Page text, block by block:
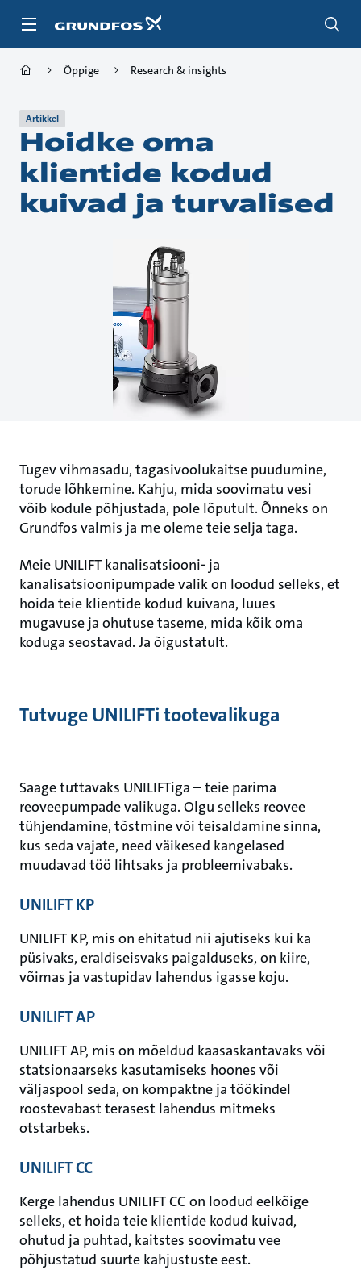
edasi
Õppige Research & insights
Artikkel
Hoidke oma
klientide kodud
kuivad ja turvalised
Tugev vihmasadu, tagasivoolukaitse puudumine,
torude lõhkemine. Kahju, mida soovimatu vesi
võib kodule põhjustada, pole lõputult. Õnneks on
Grundfos valmis ja me oleme teie selja taga.
Meie UNILIFT kanalisatsiooni- ja
kanalisatsioonipumpade valik on loodud selleks, et
hoida teie klientide kodud kuivana, luues
mugavuse ja ohutuse taseme, mida kõik oma
koduga seostavad. Ja õigustatult.
Tutvuge UNILIFTi tootevalikuga
Saage tuttavaks UNILIFTiga – teie parima
reoveepumpade valikuga. Olgu selleks reovee
tühjendamine, tõstmine või teisaldamine sinna,
kus seda vajate, need väikesed kangelased
muudavad töö lihtsaks ja probleemivabaks.
UNILIFT KP
UNILIFT KP, mis on ehitatud nii ajutiseks kui ka
püsivaks, eraldiseisvaks paigalduseks, on kiire,
võimas ja vastupidav lahendus igasse koju.
UNILIFT AP
UNILIFT AP, mis on mõeldud kaasaskantavaks või
statsionaarseks kasutamiseks hoones või
väljaspool seda, on kompaktne ja töökindel
roostevabast terasest lahendus mitmeks
otstarbeks.
UNILIFT CC
Kerge lahendus UNILIFT CC on loodud eelkõige
selleks, et hoida teie klientide kodud kuivad,
ohutud ja puhtad, kaitstes soovimatu vee
põhjustatud suurte kahjustuste eest.